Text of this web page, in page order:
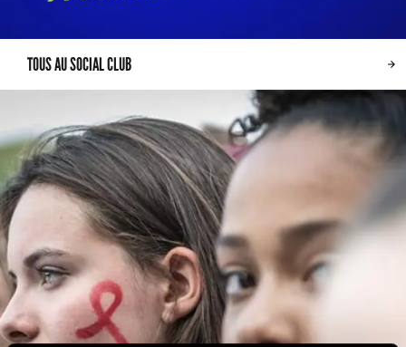
TOUS AU SOCIAL CLUB